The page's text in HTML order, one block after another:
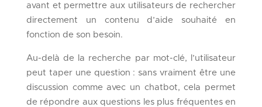
avant et permettre aux utilisateurs de rechercher
directement un contenu d’aide souhaité en
fonction de son besoin.
Au-delà de la recherche par mot-clé, l’utilisateur
peut taper une question : sans vraiment être une
discussion comme avec un chatbot, cela permet
de répondre aux questions les plus fréquentes en